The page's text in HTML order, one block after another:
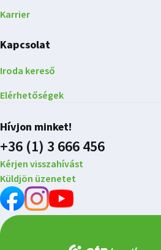
Karrier
Kapcsolat
Iroda kereső
Elérhetőségek
Hívjon minket!
+36 (1) 3 666 456
Kérjen visszahívást
Küldjön üzenetet